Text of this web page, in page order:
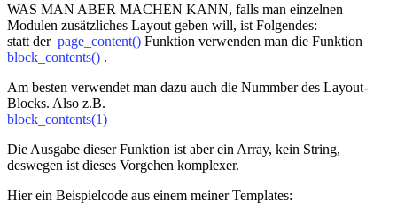
WAS MAN ABER MACHEN KANN, falls man einzelnen
Modulen zusätzliches Layout geben will, ist Folgendes:
statt der page_content() Funktion verwenden man die Funktion
block_contents() .
Am besten verwendet man dazu auch die Nummber des Layout-
Blocks. Also z.B.
block_contents(1)
Die Ausgabe dieser Funktion ist aber ein Array, kein String,
deswegen ist dieses Vorgehen komplexer.
Hier ein Beispielcode aus einem meiner Templates: